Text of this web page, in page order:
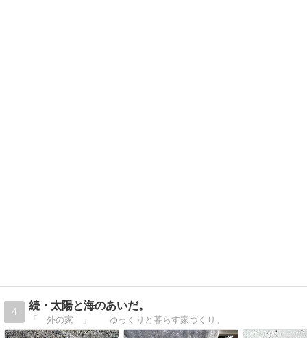
4
続・太陽と海のあいだ。
「 外の家 」 ゆっくりと暮らす家づくり。